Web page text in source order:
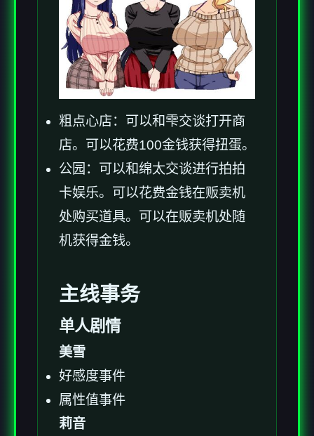
粗点心店：可以和雫交谈打开商
店。可以花费100金钱获得扭蛋。
公园：可以和绵太交谈进行拍拍
卡娱乐。可以花费金钱在贩卖机
处购买道具。可以在贩卖机处随
机获得金钱。
主线事务
单人剧情
美雪
好感度事件
属性值事件
莉音